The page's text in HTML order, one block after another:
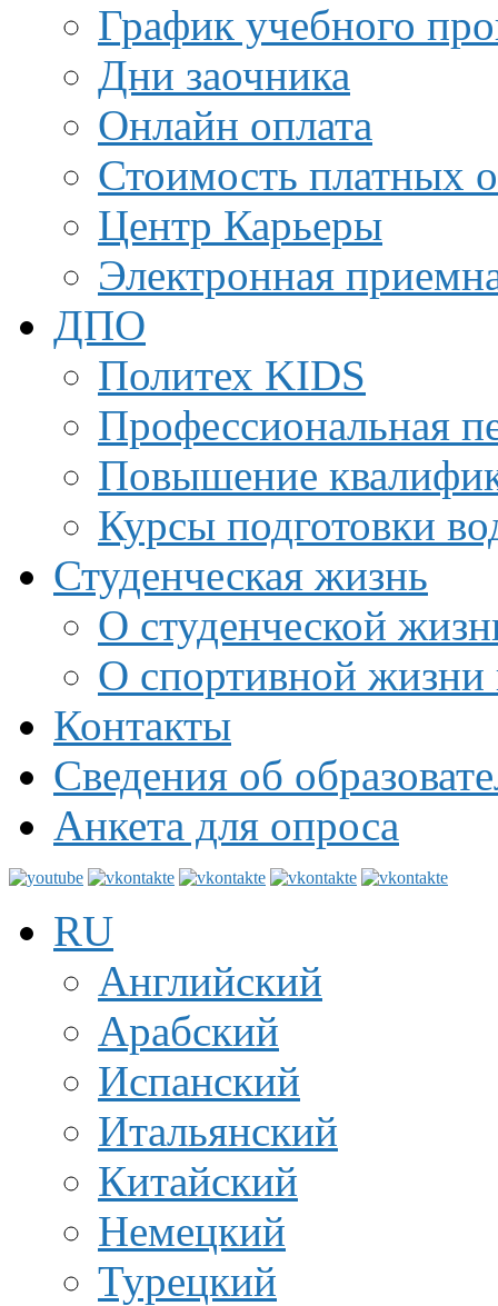
График учебного
Дни заочника
Онлайн оплата
Стоимость платных
Центр Карьеры
Электронная
ДПО
Политех KIDS
Профессиональная
Повышение
Курсы подготовки
Студенческая жизнь
О студенческой
О спортивной жизни
Контакты
Сведения об
Анкета для опроса
RU
Английский
Арабский
Испанский
Итальянский
Китайский
Немецкий
Турецкий